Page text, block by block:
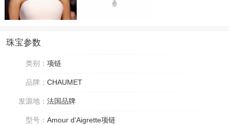
珠宝参数
类别： 项链
品牌： CHAUMET
发源地： 法国品牌
型号： Amour d'Aigrette项链